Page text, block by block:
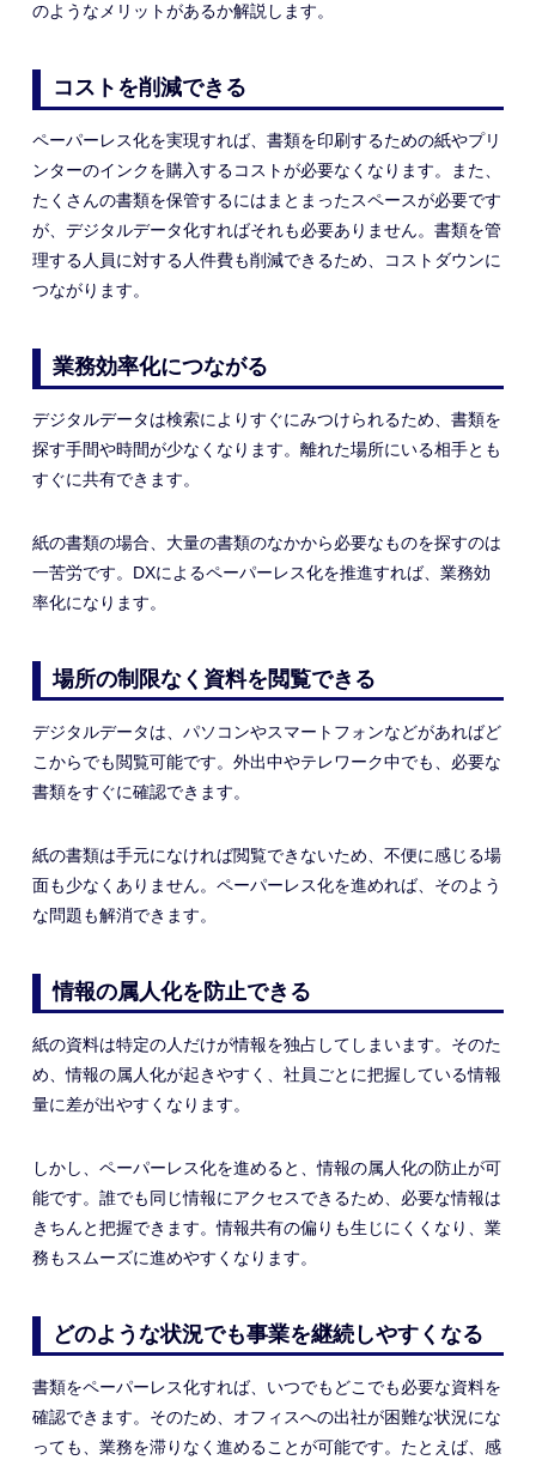
のようなメリットがあるか解説します。
コストを削減できる
ペーパーレス化を実現すれば、書類を印刷するための紙やプリ
ンターのインクを購入するコストが必要なくなります。また、
たくさんの書類を保管するにはまとまったスペースが必要です
が、デジタルデータ化すればそれも必要ありません。書類を管
理する人員に対する人件費も削減できるため、コストダウンに
つながります。
業務効率化につながる
デジタルデータは検索によりすぐにみつけられるため、書類を
探す手間や時間が少なくなります。離れた場所にいる相手とも
すぐに共有できます。
紙の書類の場合、大量の書類のなかから必要なものを探すのは
一苦労です。DXによるペーパーレス化を推進すれば、業務効
率化になります。
場所の制限なく資料を閲覧できる
デジタルデータは、パソコンやスマートフォンなどがあればど
こからでも閲覧可能です。外出中やテレワーク中でも、必要な
書類をすぐに確認できます。
紙の書類は手元になければ閲覧できないため、不便に感じる場
面も少なくありません。ペーパーレス化を進めれば、そのよう
な問題も解消できます。
情報の属人化を防止できる
紙の資料は特定の人だけが情報を独占してしまいます。そのた
め、情報の属人化が起きやすく、社員ごとに把握している情報
量に差が出やすくなります。
しかし、ペーパーレス化を進めると、情報の属人化の防止が可
能です。誰でも同じ情報にアクセスできるため、必要な情報は
きちんと把握できます。情報共有の偏りも生じにくくなり、業
務もスムーズに進めやすくなります。
どのような状況でも事業を継続しやすくなる
書類をペーパーレス化すれば、いつでもどこでも必要な資料を
確認できます。そのため、オフィスへの出社が困難な状況にな
っても、業務を滞りなく進めることが可能です。たとえば、感